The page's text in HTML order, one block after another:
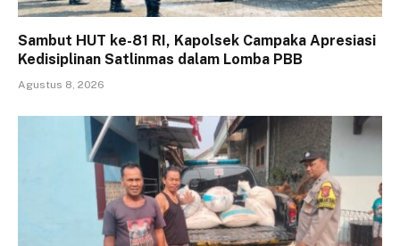
Sambut HUT ke-81 RI, Kapolsek Campaka Apresiasi
Kedisiplinan Satlinmas dalam Lomba PBB
Agustus 8, 2026